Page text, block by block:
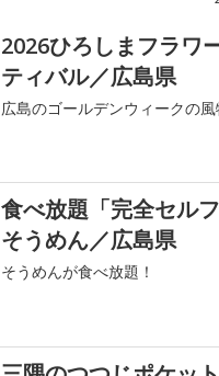
2026ひろしまフラワ
ティバル／広島県
広島のゴールデンウィークの
食べ放題「完全セル
そうめん／広島県
そうめんが食べ放題！